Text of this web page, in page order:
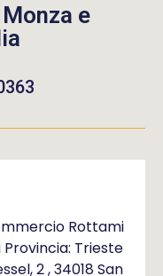
e
Rottami
Trieste
2 , 34018 San